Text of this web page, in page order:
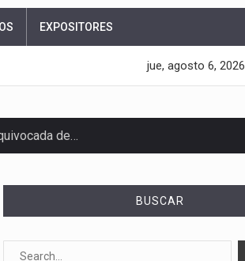
EXPOSITORES
jue, agosto 6, 2026
de…
BUSCAR